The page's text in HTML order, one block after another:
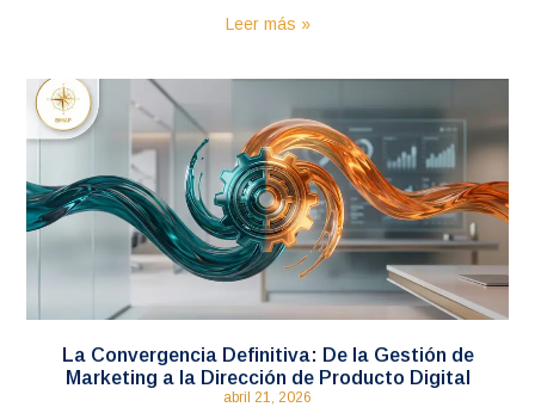
Leer más »
La Convergencia Definitiva: De la Gestión de
Marketing a la Dirección de Producto Digital
abril 21, 2026